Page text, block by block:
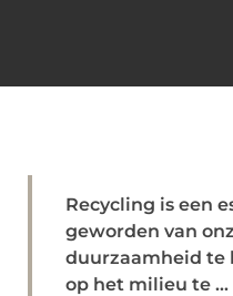
Recycling is een
geworden van
duurzaamheid te
op het milieu te ...